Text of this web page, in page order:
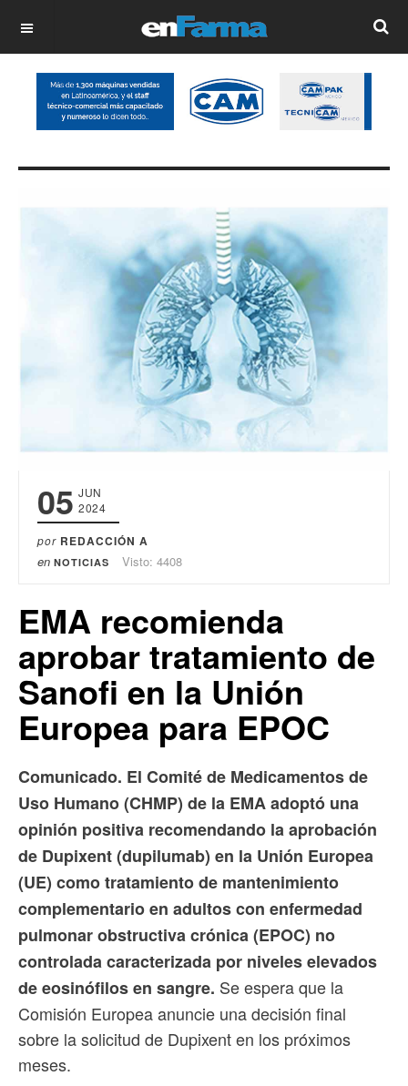
OFF CANVAS
05 JUN
2024
por REDACCIÓN A
en NOTICIAS Visto: 4408
EMA recomienda
aprobar tratamiento de
Sanofi en la Unión
Europea para EPOC
Comunicado. El Comité de Medicamentos de
Uso Humano (CHMP) de la EMA adoptó una
opinión positiva recomendando la aprobación
de Dupixent (dupilumab) en la Unión Europea
(UE) como tratamiento de mantenimiento
complementario en adultos con enfermedad
pulmonar obstructiva crónica (EPOC) no
controlada caracterizada por niveles elevados
de eosinófilos en sangre. Se espera que la
Comisión Europea anuncie una decisión final
sobre la solicitud de Dupixent en los próximos
meses.